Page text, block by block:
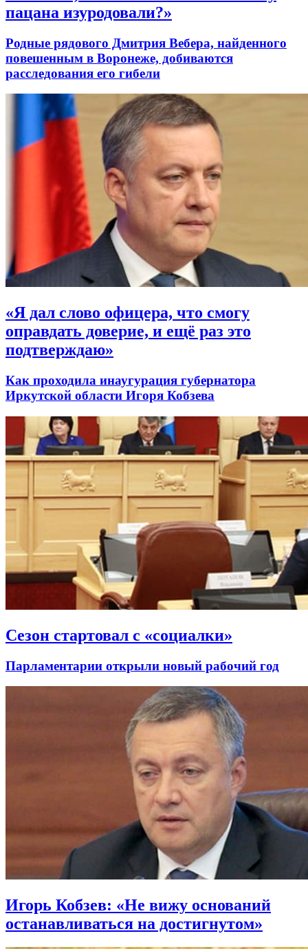
пацана изуродовали?»
Родные рядового Дмитрия Вебера, найденного
повешенным в Воронеже, добиваются
расследования его гибели
«Я дал слово офицера, что смогу
оправдать доверие, и ещё раз это
подтверждаю»
Как проходила инаугурация губернатора
Иркутской области Игоря Кобзева
Сезон стартовал с «социалки»
Парламентарии открыли новый рабочий год
Игорь Кобзев: «Не вижу оснований
останавливаться на достигнутом»